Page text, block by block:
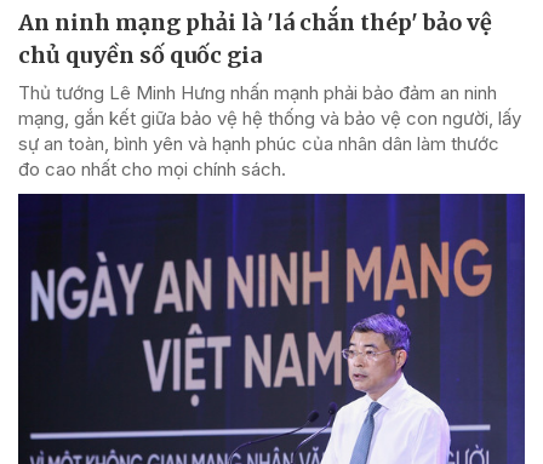
An ninh mạng phải là 'lá chắn thép' bảo vệ
chủ quyền số quốc gia
Thủ tướng Lê Minh Hưng nhấn mạnh phải bảo đảm an ninh
mạng, gắn kết giữa bảo vệ hệ thống và bảo vệ con người, lấy
sự an toàn, bình yên và hạnh phúc của nhân dân làm thước
đo cao nhất cho mọi chính sách.